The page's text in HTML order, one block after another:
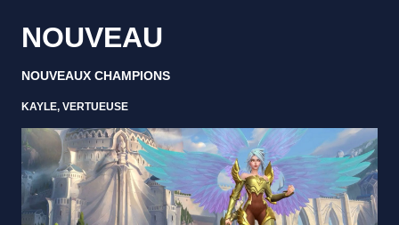
NOUVEAU
NOUVEAUX CHAMPIONS
KAYLE, VERTUEUSE